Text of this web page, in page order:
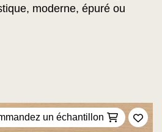
moderne, épuré ou
un échantillon